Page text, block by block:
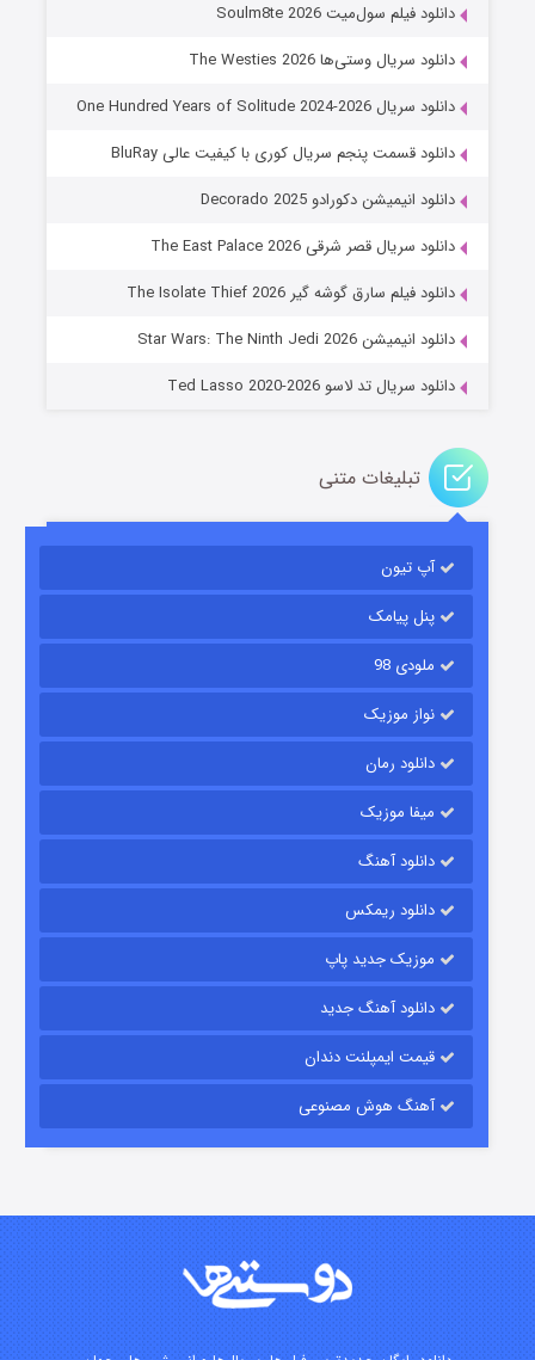
جادوگری در مغولستان
قسمت۱۴ (زیرنویس) منتشر شد
قسمت
قسمت۲ (دوبله) منتشر شد
دانلود فیلم سول‌میت Soulm8te 2026
دانلود سریال وستی‌ها The Westies 2026
دانلود سریال One Hundred Years of Solitude 2024-2026
دانلود قسمت پنجم سریال کوری با کیفیت عالی BluRay
دانلود انیمیشن دکورادو Decorado 2025
دانلود سریال قصر شرقی The East Palace 2026
دانلود فیلم سارق گوشه گیر The Isolate Thief 2026
دانلود انیمیشن Star Wars: The Ninth Jedi 2026
دانلود سریال تد لاسو Ted Lasso 2020-2026
تبلیغات متنی
آپ تیون
پنل پیامک
ملودی 98
نواز موزیک
دانلود رمان
میفا موزیک
دانلود آهنگ
دانلود ریمکس
موزیک جدید پاپ
دانلود آهنگ جدید
قیمت ایمپلنت دندان
آهنگ هوش مصنوعی